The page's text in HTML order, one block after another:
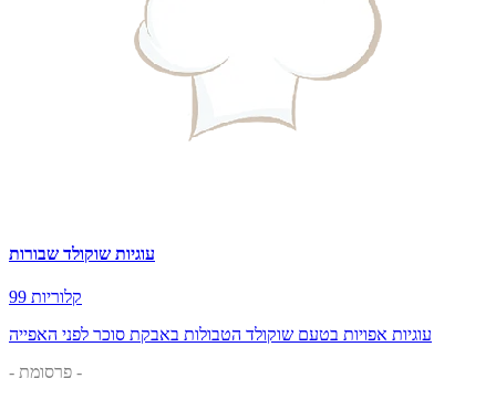
עוגיות שוקולד שבורות
99 קלוריות
עוגיות אפויות בטעם שוקולד הטבולות באבקת סוכר לפני האפייה
- פרסומת -